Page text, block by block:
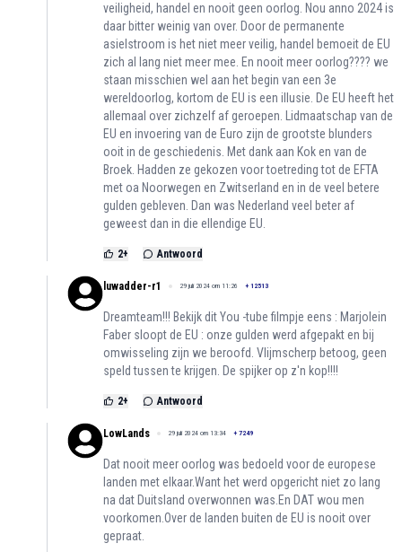
veiligheid, handel en nooit geen oorlog. Nou anno 2024 is
daar bitter weinig van over. Door de permanente
asielstroom is het niet meer veilig, handel bemoeit de EU
zich al lang niet meer mee. En nooit meer oorlog???? we
staan misschien wel aan het begin van een 3e
wereldoorlog, kortom de EU is een illusie. De EU heeft het
allemaal over zichzelf af geroepen. Lidmaatschap van de
EU en invoering van de Euro zijn de grootste blunders
ooit in de geschiedenis. Met dank aan Kok en van de
Broek. Hadden ze gekozen voor toetreding tot de EFTA
met oa Noorwegen en Zwitserland en in de veel betere
gulden gebleven. Dan was Nederland veel beter af
geweest dan in die ellendige EU.
2+ Antwoord
luwadder-r1 29 juli 2024 om 11:26 + 12513
Dreamteam!!! Bekijk dit You -tube filmpje eens : Marjolein
Faber sloopt de EU : onze gulden werd afgepakt en bij
omwisseling zijn we beroofd. Vlijmscherp betoog, geen
speld tussen te krijgen. De spijker op z'n kop!!!!
2+ Antwoord
LowLands 29 juli 2024 om 13:34 + 7249
Dat nooit meer oorlog was bedoeld voor de europese
landen met elkaar.Want het werd opgericht niet zo lang
na dat Duitsland overwonnen was.En DAT wou men
voorkomen.Over de landen buiten de EU is nooit over
gepraat.